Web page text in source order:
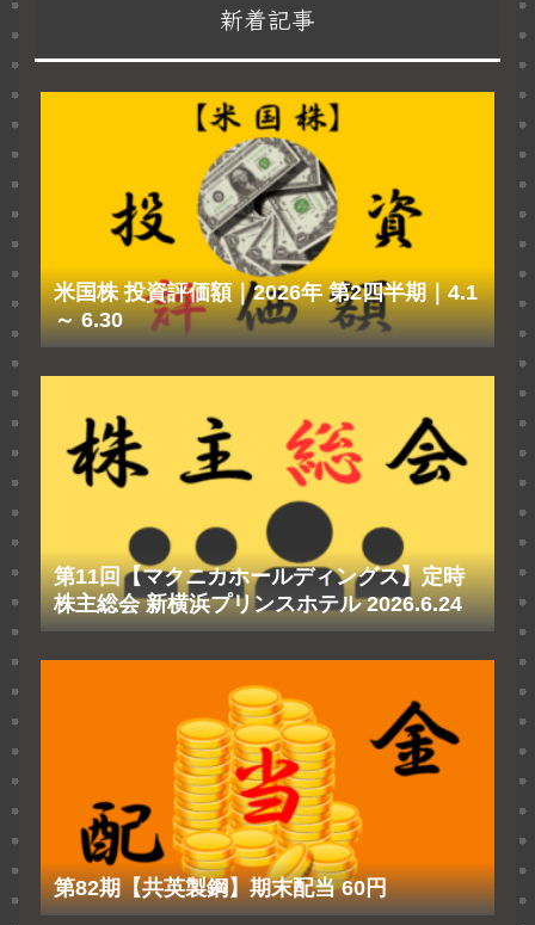
新着記事
米国株 投資評価額｜2026年 第2四半期｜4.1
～ 6.30
第11回【マクニカホールディングス】定時
株主総会 新横浜プリンスホテル 2026.6.24
第82期【共英製鋼】期末配当 60円